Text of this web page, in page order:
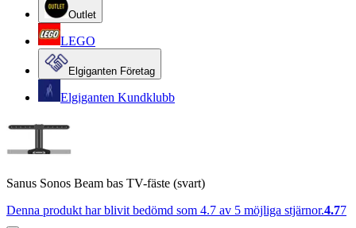
Outlet
LEGO
Elgiganten Företag
Elgiganten Kundklubb
Sanus Sonos Beam bas TV-fäste (svart)
Denna produkt har blivit bedömd som 4.7 av 5 möjliga stjärnor.4.77